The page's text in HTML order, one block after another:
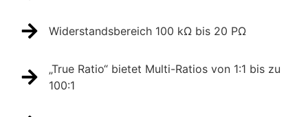
Widerstandsbereich 100 kΩ bis 20 PΩ
„True Ratio“ bietet Multi-Ratios von 1:1 bis zu
100:1